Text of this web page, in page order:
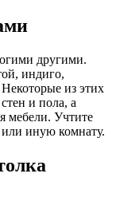
другими.
индиго,
из этих
и пола, а
мебели. Учтите
иную комнату.